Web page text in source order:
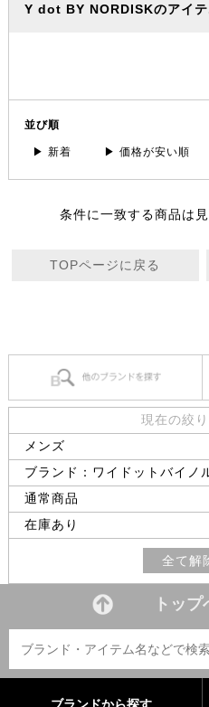
Y dot BY NORDISKのアイテ
並び順
▶ 新着 ▶ 価格が安い順
条件に一致する商品は
TOPページに戻る
現在の絞
メンズ
ブランド：ワイドットバイノ
通常商品
在庫あり
全て解
トップ